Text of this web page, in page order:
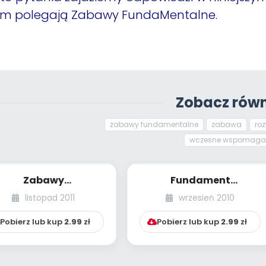
polegają Zabawy FundaMentalne.
Zobacz
zabawy fundamentalne zabawa
wczesne
Zabawy
FundaMentalne dla
przedszkoli
listopad 2011
Pobierz lub kup 2.99 zł
Fundament
efektywnego rozwoju
wrzesień 2010
Pobierz lub kup 2.99 zł